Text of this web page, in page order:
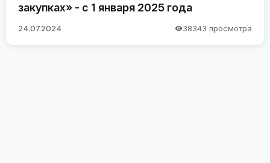
закупках» - с 1 января 2025 года
24.07.2024 38343 просмотра